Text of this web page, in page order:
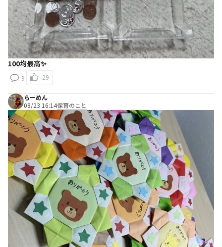
100均最高✨
9 29
らーめん
08/23 16:14保育のこと